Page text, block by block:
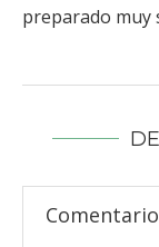
preparado muy